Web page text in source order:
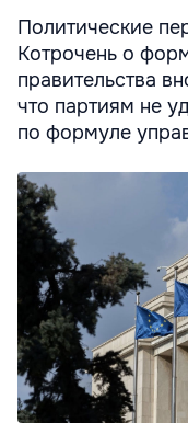
Политические
Котрочень о
правительства
что партиям не
по формуле